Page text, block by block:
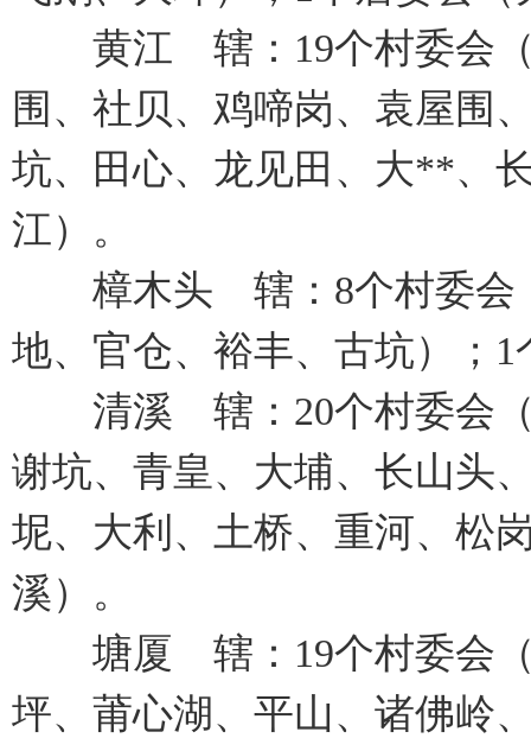
黄江 辖：19个村委会（
围、社贝、鸡啼岗、袁屋围
坑、田心、龙见田、大**、
江）。
樟木头 辖：8个村委会（
地、官仓、裕丰、古坑）；
清溪 辖：20个村委会（
谢坑、青皇、大埔、长山头
坭、大利、土桥、重河、松
溪）。
塘厦 辖：19个村委会（
坪、莆心湖、平山、诸佛岭